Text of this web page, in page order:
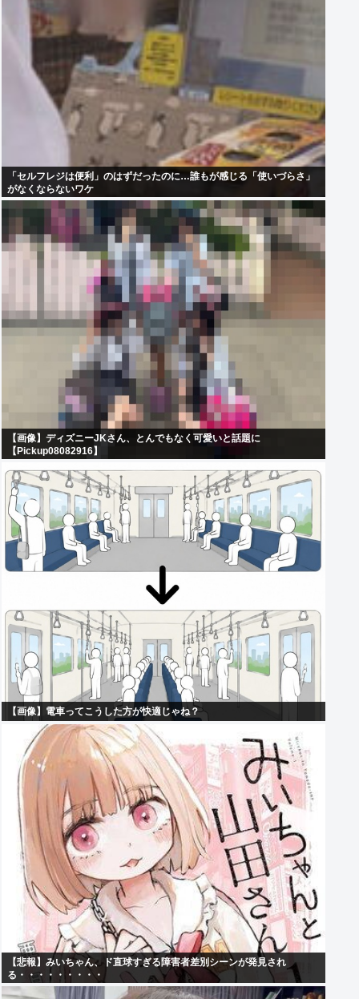
「セルフレジは便利」のはずだったのに…誰もが感じる「使いづらさ」
がなくならないワケ
【画像】ディズニーJKさん、とんでもなく可愛いと話題に
【Pickup08082916】
【画像】電車ってこうした方が快適じゃね？
【悲報】みいちゃん、ド直球すぎる障害者差別シーンが発見され
る・・・・・・・・・